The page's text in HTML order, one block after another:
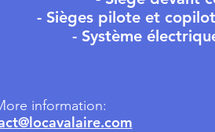
- Sièges pilote et
- Système
information: